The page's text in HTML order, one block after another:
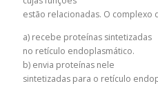
estão relacionadas. O complexo
a) recebe proteínas sintetizadas
no retículo endoplasmático.
b) envia proteínas nele
sintetizadas para o retículo